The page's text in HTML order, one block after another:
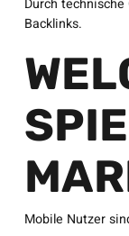
Durch
Backlinks.
Mobile Nutzer